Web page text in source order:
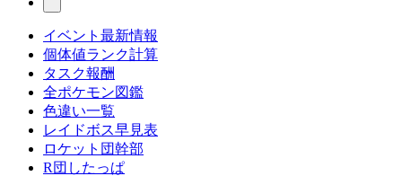
イベント最新情報
個体値ランク計算
タスク報酬
全ポケモン図鑑
色違い一覧
レイドボス早見表
ロケット団幹部
R団したっぱ